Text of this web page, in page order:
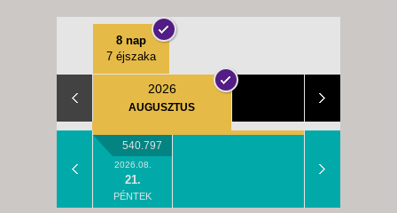
8 nap
7 éjszaka
2026
AUGUSZTUS
540.797
2026.08.
21.
PÉNTEK